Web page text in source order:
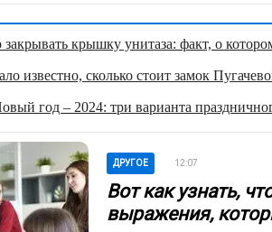
крышку унитаза: факт, о
известно, сколько стоит замок
год – 2024: три варианта
ДРУГОЕ 12:07
Вот как узнать,
выражения,